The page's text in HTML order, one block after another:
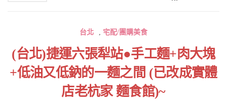
台北 , 宅配/團購美食
(台北)捷運六張犁站●手工麵+肉大塊
+低油又低鈉的一麵之間 (已改成實體
店老杭家 麵食館)~